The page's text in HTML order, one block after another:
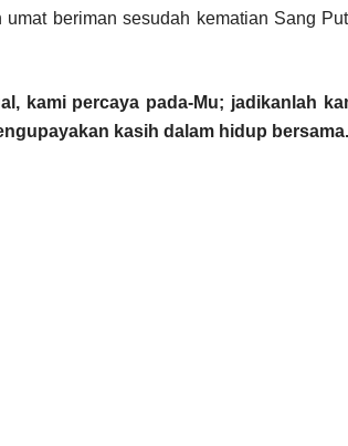
umat beriman sesudah kematian Sang
kami percaya pada-Mu; jadikanlah
kasih dalam hidup